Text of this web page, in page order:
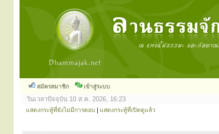
สมัครสมาชิก เข้าสู่ระบบ
วันเวลาปัจจุบัน 10 ส.ค. 2026, 16:23
แสดงกระทู้ที่ยังไม่มีการตอบ แสดงกระทู้ที่เปิดดูแล้ว